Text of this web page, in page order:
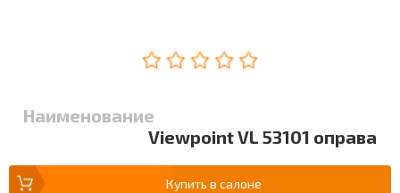
Наименование
Viewpoint VL 53101 оправа
Купить в салоне